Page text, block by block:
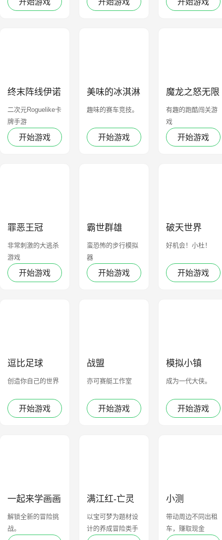
开始游戏 开始游戏 开始游戏
终末阵线伊诺
贝塔
二次元Roguelike卡
牌手游
开始游戏
美味的冰淇淋
趣味的赛车竞技。
开始游戏
魔龙之怒无限
刷充抽
有趣的跑酷闯关游
戏
开始游戏
罪恶王冠
非常刺激的大逃杀
游戏
开始游戏
霸世群雄
蛮恐怖的步行模拟
器
开始游戏
破天世界
好机会！小杜！
开始游戏
逗比足球
创造你自己的世界
开始游戏
战盟
亦可赛艇工作室
开始游戏
模拟小镇
成为一代大侠。
开始游戏
一起来学画画
解锁全新的冒险挑
战。
满江红-亡灵
杀手岳鹏举
以宝可梦为题材设
计的养成冒险类手
小测
带动周边不同出租
车，赚取现金